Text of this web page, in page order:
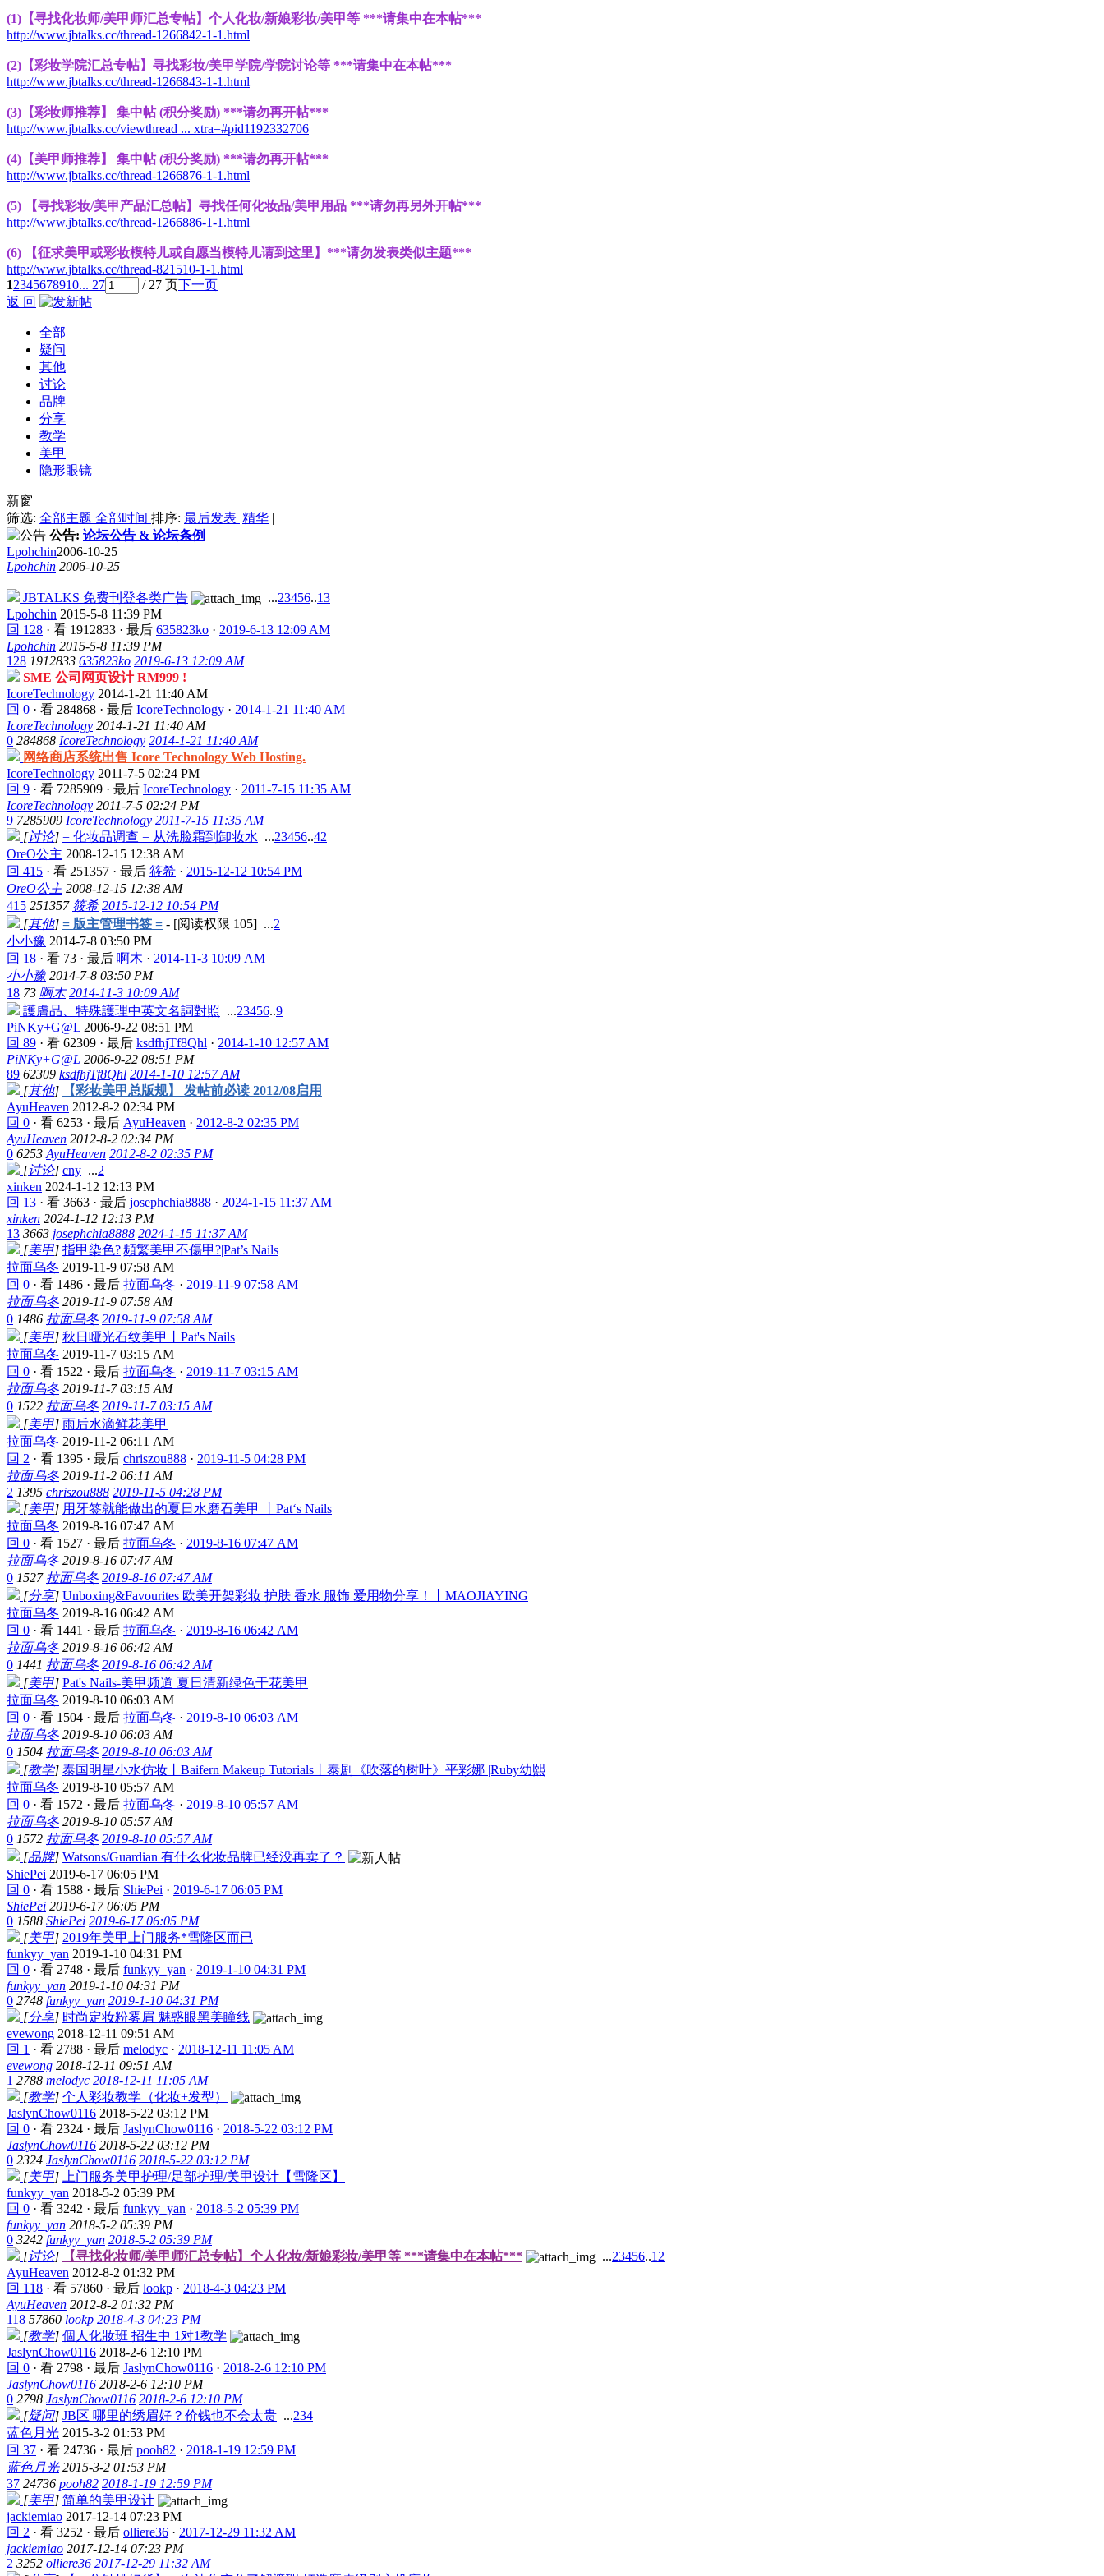
(1)【寻找化妆师/美甲师汇总专帖】个人化妆/新娘彩妆/美甲等 ***请集中在本帖***
http://www.jbtalks.cc/thread-1266842-1-1.html
(2)【彩妆学院汇总专帖】寻找彩妆/美甲学院/学院讨论等 ***请集中在本帖***
http://www.jbtalks.cc/thread-1266843-1-1.html
(3)【彩妆师推荐】 集中帖 (积分奖励) ***请勿再开帖***
http://www.jbtalks.cc/viewthread ... xtra=#pid1192332706
(4)【美甲师推荐】 集中帖 (积分奖励) ***请勿再开帖***
http://www.jbtalks.cc/thread-1266876-1-1.html
(5) 【寻找彩妆/美甲产品汇总帖】寻找任何化妆品/美甲用品 ***请勿再另外开帖***
http://www.jbtalks.cc/thread-1266886-1-1.html
(6) 【征求美甲或彩妆模特儿或自愿当模特儿请到这里】***请勿发表类似主题***
http://www.jbtalks.cc/thread-821510-1-1.html
12345678910... 27 / 27 页下一页
返 回
全部
疑问
其他
讨论
品牌
分享
教学
美甲
隐形眼镜
新窗
筛选: 全部主题 全部时间 排序: 最后发表 |精华 |
公告: 论坛公告 & 论坛条例
Lpohchin2006-10-25
Lpohchin 2006-10-25
JBTALKS 免费刊登各类广告 ...23456..13
Lpohchin 2015-5-8 11:39 PM
回 128 · 看 1912833 · 最后 635823ko · 2019-6-13 12:09 AM
Lpohchin 2015-5-8 11:39 PM
128 1912833 635823ko 2019-6-13 12:09 AM
SME 公司网页设计 RM999 !
IcoreTechnology 2014-1-21 11:40 AM
回 0 · 看 284868 · 最后 IcoreTechnology · 2014-1-21 11:40 AM
IcoreTechnology 2014-1-21 11:40 AM
0 284868 IcoreTechnology 2014-1-21 11:40 AM
网络商店系统出售 Icore Technology Web Hosting.
IcoreTechnology 2011-7-5 02:24 PM
回 9 · 看 7285909 · 最后 IcoreTechnology · 2011-7-15 11:35 AM
IcoreTechnology 2011-7-5 02:24 PM
9 7285909 IcoreTechnology 2011-7-15 11:35 AM
[讨论] = 化妆品调查 = 从洗脸霜到卸妆水 ...23456..42
OreO公主 2008-12-15 12:38 AM
回 415 · 看 251357 · 最后 筱希 · 2015-12-12 10:54 PM
OreO公主 2008-12-15 12:38 AM
415 251357 筱希 2015-12-12 10:54 PM
[其他] = 版主管理书签 = - [阅读权限 105] ...2
小小豫 2014-7-8 03:50 PM
回 18 · 看 73 · 最后 啊木 · 2014-11-3 10:09 AM
小小豫 2014-7-8 03:50 PM
18 73 啊木 2014-11-3 10:09 AM
護膚品、特殊護理中英文名詞對照 ...23456..9
PiNKy+G@L 2006-9-22 08:51 PM
回 89 · 看 62309 · 最后 ksdfhjTf8Qhl · 2014-1-10 12:57 AM
PiNKy+G@L 2006-9-22 08:51 PM
89 62309 ksdfhjTf8Qhl 2014-1-10 12:57 AM
[其他]
【彩妆美甲总版规】 发帖前必读 2012/08启用
AyuHeaven 2012-8-2 02:34 PM
回 0 · 看 6253 · 最后 AyuHeaven · 2012-8-2 02:35 PM
AyuHeaven 2012-8-2 02:34 PM
0 6253 AyuHeaven 2012-8-2 02:35 PM
[讨论] cny ...2
xinken 2024-1-12 12:13 PM
回 13 · 看 3663 · 最后 josephchia8888 · 2024-1-15 11:37 AM
xinken 2024-1-12 12:13 PM
13 3663 josephchia8888 2024-1-15 11:37 AM
[美甲] 指甲染色?|頻繁美甲不傷甲?|Pat’s Nails
拉面乌冬 2019-11-9 07:58 AM
回 0 · 看 1486 · 最后 拉面乌冬 · 2019-11-9 07:58 AM
拉面乌冬 2019-11-9 07:58 AM
0 1486 拉面乌冬 2019-11-9 07:58 AM
[美甲] 秋日哑光石纹美甲丨Pat's Nails
拉面乌冬 2019-11-7 03:15 AM
回 0 · 看 1522 · 最后 拉面乌冬 · 2019-11-7 03:15 AM
拉面乌冬 2019-11-7 03:15 AM
0 1522 拉面乌冬 2019-11-7 03:15 AM
[美甲] 雨后水滴鲜花美甲
拉面乌冬 2019-11-2 06:11 AM
回 2 · 看 1395 · 最后 chriszou888 · 2019-11-5 04:28 PM
拉面乌冬 2019-11-2 06:11 AM
2 1395 chriszou888 2019-11-5 04:28 PM
[美甲] 用牙签就能做出的夏日水磨石美甲 丨Pat‘s Nails
拉面乌冬 2019-8-16 07:47 AM
回 0 · 看 1527 · 最后 拉面乌冬 · 2019-8-16 07:47 AM
拉面乌冬 2019-8-16 07:47 AM
0 1527 拉面乌冬 2019-8-16 07:47 AM
[分享] Unboxing&Favourites 欧美开架彩妆 护肤 香水 服饰 爱用物分享！丨MAOJIAYING
拉面乌冬 2019-8-16 06:42 AM
回 0 · 看 1441 · 最后 拉面乌冬 · 2019-8-16 06:42 AM
拉面乌冬 2019-8-16 06:42 AM
0 1441 拉面乌冬 2019-8-16 06:42 AM
[美甲] Pat's Nails-美甲频道 夏日清新绿色干花美甲
拉面乌冬 2019-8-10 06:03 AM
回 0 · 看 1504 · 最后 拉面乌冬 · 2019-8-10 06:03 AM
拉面乌冬 2019-8-10 06:03 AM
0 1504 拉面乌冬 2019-8-10 06:03 AM
[教学] 泰国明星小水仿妆丨Baifern Makeup Tutorials丨泰剧《吹落的树叶》平彩娜 |Ruby幼熙
拉面乌冬 2019-8-10 05:57 AM
回 0 · 看 1572 · 最后 拉面乌冬 · 2019-8-10 05:57 AM
拉面乌冬 2019-8-10 05:57 AM
0 1572 拉面乌冬 2019-8-10 05:57 AM
[品牌] Watsons/Guardian 有什么化妆品牌已经没再卖了？
ShiePei 2019-6-17 06:05 PM
回 0 · 看 1588 · 最后 ShiePei · 2019-6-17 06:05 PM
ShiePei 2019-6-17 06:05 PM
0 1588 ShiePei 2019-6-17 06:05 PM
[美甲] 2019年美甲上门服务*雪隆区而已
funkyy_yan 2019-1-10 04:31 PM
回 0 · 看 2748 · 最后 funkyy_yan · 2019-1-10 04:31 PM
funkyy_yan 2019-1-10 04:31 PM
0 2748 funkyy_yan 2019-1-10 04:31 PM
[分享] 时尚定妆粉雾眉 魅惑眼黑美瞳线
evewong 2018-12-11 09:51 AM
回 1 · 看 2788 · 最后 melodyc · 2018-12-11 11:05 AM
evewong 2018-12-11 09:51 AM
1 2788 melodyc 2018-12-11 11:05 AM
[教学] 个人彩妆教学（化妆+发型）
JaslynChow0116 2018-5-22 03:12 PM
回 0 · 看 2324 · 最后 JaslynChow0116 · 2018-5-22 03:12 PM
JaslynChow0116 2018-5-22 03:12 PM
0 2324 JaslynChow0116 2018-5-22 03:12 PM
[美甲]
上门服务美甲护理/足部护理/美甲设计【雪隆区】
funkyy_yan 2018-5-2 05:39 PM
回 0 · 看 3242 · 最后 funkyy_yan · 2018-5-2 05:39 PM
funkyy_yan 2018-5-2 05:39 PM
0 3242 funkyy_yan 2018-5-2 05:39 PM
[讨论] 【寻找化妆师/美甲师汇总专帖】个人化妆/新娘彩妆/美甲等 ***请集中在本帖*** ...23456..12
AyuHeaven 2012-8-2 01:32 PM
回 118 · 看 57860 · 最后 lookp · 2018-4-3 04:23 PM
AyuHeaven 2012-8-2 01:32 PM
118 57860 lookp 2018-4-3 04:23 PM
[教学] 個人化妝班 招生中 1对1教学
JaslynChow0116 2018-2-6 12:10 PM
回 0 · 看 2798 · 最后 JaslynChow0116 · 2018-2-6 12:10 PM
JaslynChow0116 2018-2-6 12:10 PM
0 2798 JaslynChow0116 2018-2-6 12:10 PM
[疑问] JB区 哪里的绣眉好？价钱也不会太贵 ...234
蓝色月光 2015-3-2 01:53 PM
回 37 · 看 24736 · 最后 pooh82 · 2018-1-19 12:59 PM
蓝色月光 2015-3-2 01:53 PM
37 24736 pooh82 2018-1-19 12:59 PM
[美甲] 简单的美甲设计
jackiemiao 2017-12-14 07:23 PM
回 2 · 看 3252 · 最后 olliere36 · 2017-12-29 11:32 AM
jackiemiao 2017-12-14 07:23 PM
2 3252 olliere36 2017-12-29 11:32 AM